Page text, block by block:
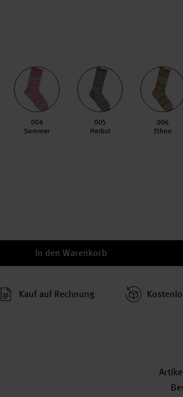
004
Sommer
005
Herbst
006
Ethno
In den Warenkorb
Kauf auf Rechnung